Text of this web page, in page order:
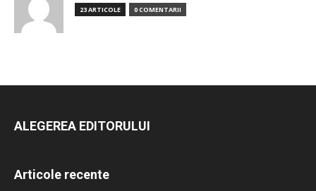
23 ARTICOLE 0 COMENTARII
ALEGEREA EDITORULUI
Articole recente